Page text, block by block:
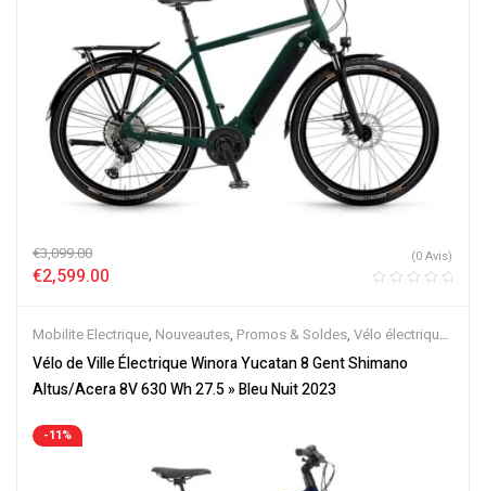
€3,099.00
€2,599.00
(0 Avis)
Mobilite Electrique, Nouveautes, Promos & Soldes, Vélo électrique
ville,Velos Electriques
Vélo de Ville Électrique Winora Yucatan 8 Gent Shimano
Altus/Acera 8V 630 Wh 27.5 » Bleu Nuit 2023
-11%